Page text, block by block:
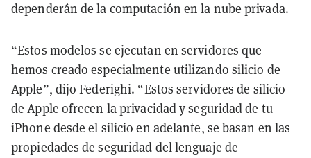
dependerán de la computación en la nube privada.
“Estos modelos se ejecutan en servidores que
hemos creado especialmente utilizando silicio de
Apple”, dijo Federighi. “Estos servidores de silicio
de Apple ofrecen la privacidad y seguridad de tu
iPhone desde el silicio en adelante, se basan en las
propiedades de seguridad del lenguaje de